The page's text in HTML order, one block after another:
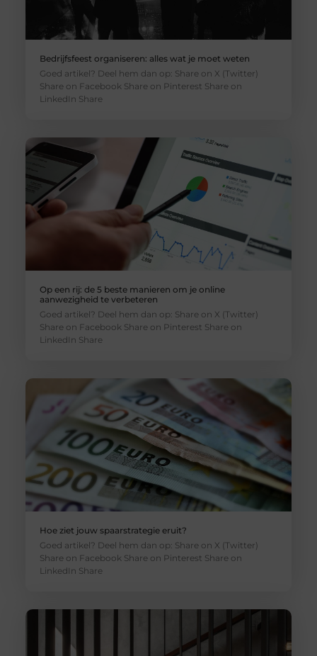
Bedrijfsfeest organiseren: alles wat je moet weten
Goed artikel? Deel hem dan op: Share on X (Twitter)
Share on Facebook Share on Pinterest Share on
LinkedIn Share
Op een rij: de 5 beste manieren om je online
aanwezigheid te verbeteren
Goed artikel? Deel hem dan op: Share on X (Twitter)
Share on Facebook Share on Pinterest Share on
LinkedIn Share
Hoe ziet jouw spaarstrategie eruit?
Goed artikel? Deel hem dan op: Share on X (Twitter)
Share on Facebook Share on Pinterest Share on
LinkedIn Share